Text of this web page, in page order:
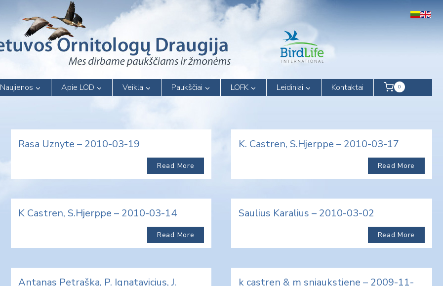
Naujienos Apie LOD Veikla Paukščiai LOFK Leidiniai Kontaktai 0
Rasa Uznyte – 2010-03-19
Read More
K. Castren, S.Hjerppe – 2010-03-17
Read More
K Castren, S.Hjerppe – 2010-03-14
Read More
Saulius Karalius – 2010-03-02
Read More
Antanas Petraška, P. Ignatavicius, J.
k castren & m sniaukstiene – 2009-11-